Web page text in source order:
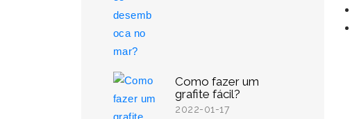
Como fazer um
grafite fácil?
2022-01-17